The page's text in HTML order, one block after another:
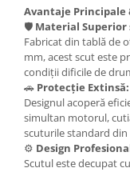
Carlige Nissan
Carlige Omoda
Carlige Opel
Carlige Peugeot
Carlige Plymouth
Carlige Polestar
Carlige Porsche
Avantaje Principale
🛡️ Material
Fabricat din tablă de
mm, acest scut este
condiții dificile de
🚗 Protecție Extinsă:
Designul acoperă
simultan motorul,
scuturile standard din
⚙️ Design
Scutul este decupat